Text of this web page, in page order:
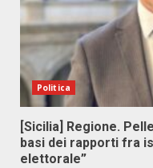
Politica
[Sicilia] Regione.
basi dei rapporti fra
elettorale”